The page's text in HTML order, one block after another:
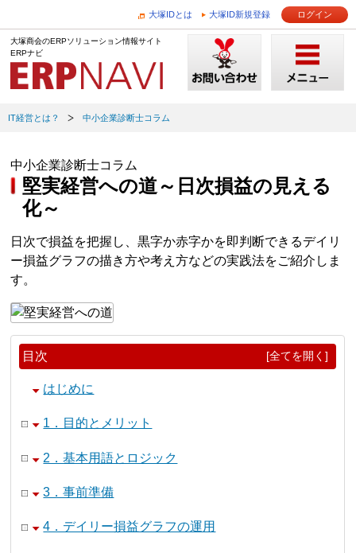
大塚IDとは 大塚ID新規登録 ログイン
大塚商会のERPソリューション情報サイト
ERPナビ
IT経営とは？ 中小企業診断士コラム
中小企業診断士コラム
堅実経営への道～日次損益の見える
化～
日次で損益を把握し、黒字か赤字かを即判断できるデイリ
ー損益グラフの描き方や考え方などの実践法をご紹介しま
す。
目次 [全てを開く]
はじめに
1．目的とメリット
2．基本用語とロジック
3．事前準備
4．デイリー損益グラフの運用